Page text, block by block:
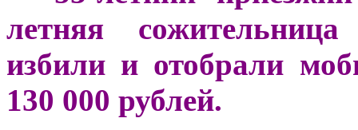
летняя
избили и отобрали
130 000 рублей.